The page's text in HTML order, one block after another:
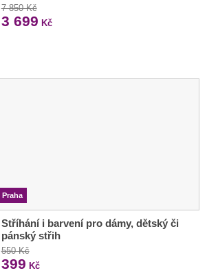
7 850 Kč
3 699 Kč
Praha
Stříhání i barvení pro dámy, dětský či
pánský střih
550 Kč
399 Kč